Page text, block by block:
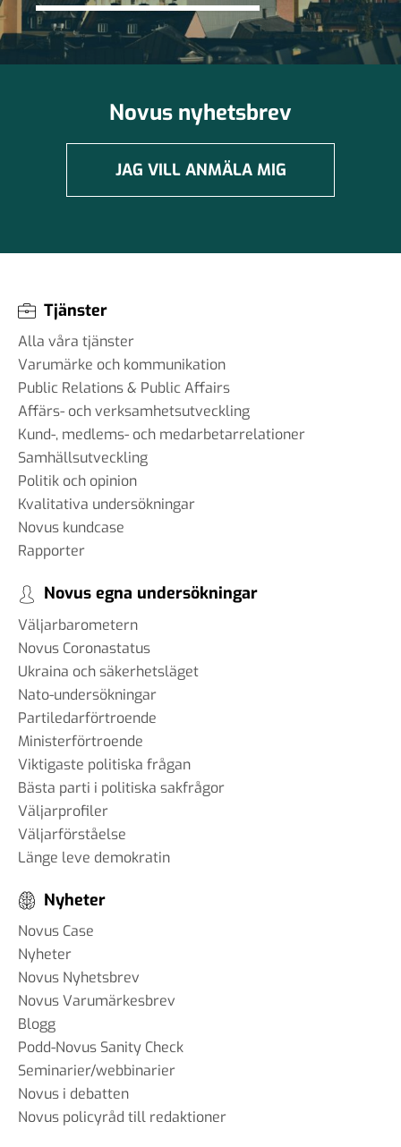
Novus nyhetsbrev
JAG VILL ANMÄLA MIG
Tjänster
Alla våra tjänster
Varumärke och kommunikation
Public Relations & Public Affairs
Affärs- och verksamhetsutveckling
Kund-, medlems- och medarbetarrelationer
Samhällsutveckling
Politik och opinion
Kvalitativa undersökningar
Novus kundcase
Rapporter
Novus egna undersökningar
Väljarbarometern
Novus Coronastatus
Ukraina och säkerhetsläget
Nato-undersökningar
Partiledarförtroende
Ministerförtroende
Viktigaste politiska frågan
Bästa parti i politiska sakfrågor
Väljarprofiler
Väljarförståelse
Länge leve demokratin
Nyheter
Novus Case
Nyheter
Novus Nyhetsbrev
Novus Varumärkesbrev
Blogg
Podd-Novus Sanity Check
Seminarier/webbinarier
Novus i debatten
Novus policyråd till redaktioner